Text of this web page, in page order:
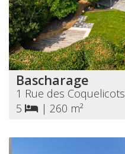
Bascharage
1 Rue des Coquelicots
5
| 260 m²